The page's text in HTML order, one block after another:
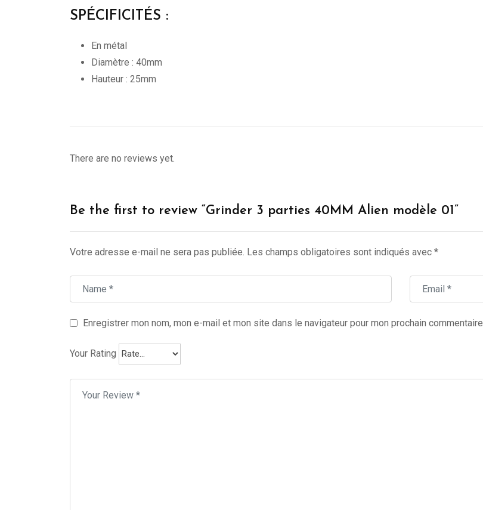
SPÉCIFICITÉS :
En métal
Diamètre : 40mm
Hauteur : 25mm
There are no reviews yet.
Be the first to review “Grinder 3 parties 40MM Alien modèle 01”
Votre adresse e-mail ne sera pas publiée. Les champs obligatoires sont indiqués avec *
Enregistrer mon nom, mon e-mail et mon site dans le navigateur pour mon prochain commentaire.
Your Rating